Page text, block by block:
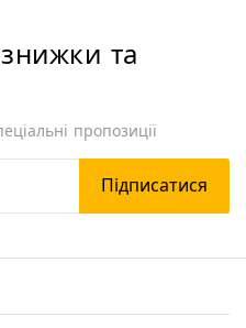
та
пропозиції
Підписатися